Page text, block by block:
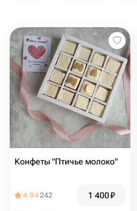
Конфеты "Птичье молоко"
4.94242 1 400₽